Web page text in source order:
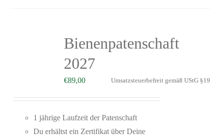
Bienenpatenschaft
2027
€89,00 Umsatzsteuerbefreit gemäß UStG §19
1 jährige Laufzeit der Patenschaft
Du erhältst ein Zertifikat über Deine